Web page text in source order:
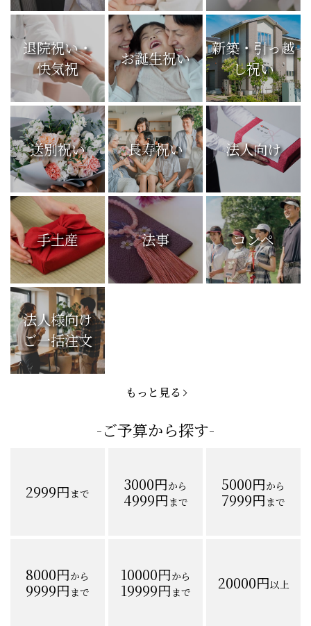
退院祝い・
快気祝
お誕生祝い
新築・引っ越
し祝い
送別祝い 長寿祝い 法人向け
手土産 法事 コンペ
法人様向け
ご一括注文
もっと見る
-ご予算から探す-
2999円まで 3000円から
4999円まで
5000円から
7999円まで
8000円から
9999円まで
10000円から
19999円まで 20000円以上